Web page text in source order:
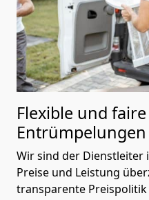
Flexible und
Entrümpelungen
Wir sind der
Preise und Leistung
transparente